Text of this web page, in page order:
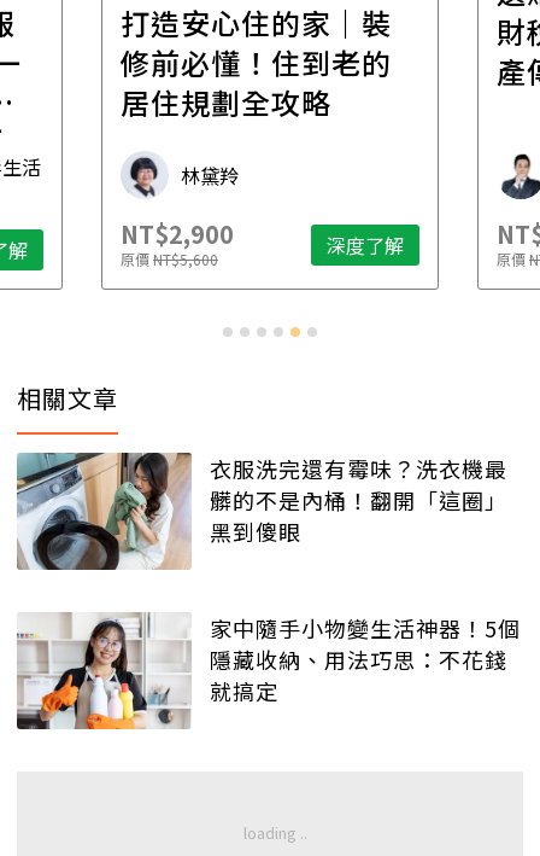
活
解
打造安心住的家｜裝
修前必懂！住到老的
居住規劃全攻略
林黛羚
NT$2,900
原價NT$5,600 深度了解
財
產
原價
相關文章
衣服洗完還有霉味？洗衣機最
髒的不是內桶！翻開「這圈」
黑到傻眼
家中隨手小物變生活神器！5個
隱藏收納、用法巧思：不花錢
就搞定